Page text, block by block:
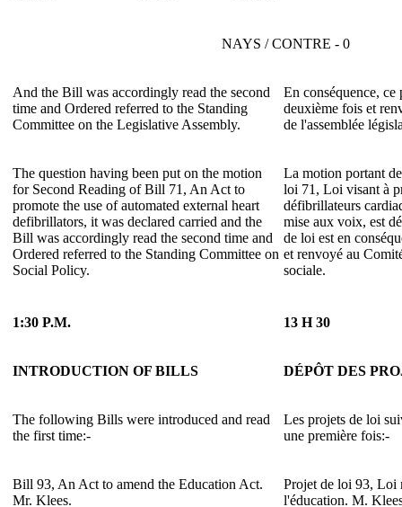
NAYS / CONTRE - 0
And the Bill was accordingly read the second
time and Ordered referred to the Standing
Committee on the Legislative Assembly.
En conséquence,
deuxième fois et
de l'assemblée
The question having been put on the motion
for Second Reading of Bill 71, An Act to
promote the use of automated external heart
defibrillators, it was declared carried and the
Bill was accordingly read the second time and
Ordered referred to the Standing Committee on
Social Policy.
La motion portant
loi 71, Loi visant à
défibrillateurs
mise aux voix, est
de loi est en
et renvoyé au
sociale.
1:30 P.M. 13 H 30
INTRODUCTION OF BILLS DÉPÔT DES
The following Bills were introduced and read
the first time:-
Les projets de loi
une première fois:-
Bill 93, An Act to amend the Education Act.
Mr. Klees.
Projet de loi 93, Loi
l'éducation. M.